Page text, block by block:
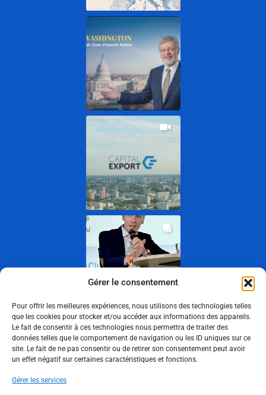
Gérer le consentement
Pour offrir les meilleures expériences, nous utilisons des technologies telles
que les cookies pour stocker et/ou accéder aux informations des appareils.
Le fait de consentir à ces technologies nous permettra de traiter des
données telles que le comportement de navigation ou les ID uniques sur ce
site. Le fait de ne pas consentir ou de retirer son consentement peut avoir
un effet négatif sur certaines caractéristiques et fonctions.
Gérer les services
Show More
Suivez-nous